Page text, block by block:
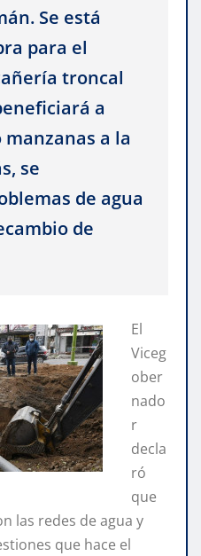
Se está
para el
troncal
a
a la
se
de agua
de
El
Viceg
ober
nado
r
decla
ró
que
las redes de agua y
que hace el